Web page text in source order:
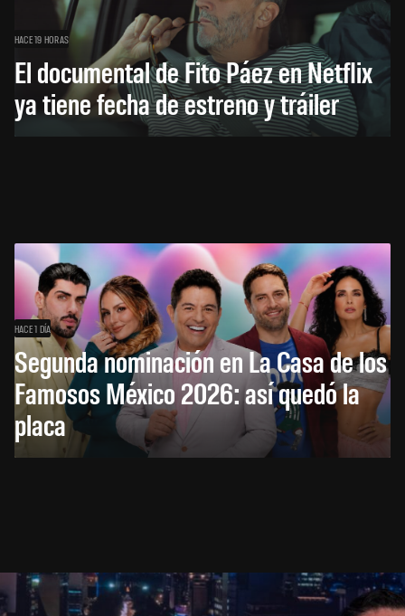
HACE 19 HORAS
El documental de Fito Páez en Netflix
ya tiene fecha de estreno y tráiler
HACE 1 DÍA
Segunda nominación en La Casa de los
Famosos México 2026: así quedó la
placa